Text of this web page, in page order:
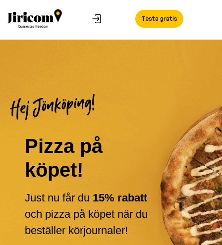
Testa gratis
Pizza på
köpet!
Just nu får du 15% rabatt
och pizza på köpet när du
beställer körjournaler!